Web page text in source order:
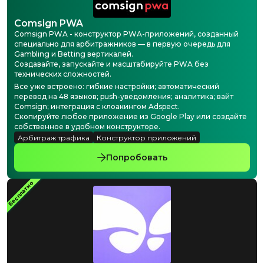
Comsign PWA
Comsign PWA - конструктор PWA-приложений, созданный
специально для арбитражников — в первую очередь для
Gambling и Betting вертикалей.
Создавайте, запускайте и масштабируйте PWA без
технических сложностей.
Все уже встроено: гибкие настройки; автоматический
перевод на 48 языков; push-уведомления; аналитика; вайт
Comsign; интеграция с клоакингом Adspect.
Скопируйте любое приложение из Google Play или создайте
собственное в удобном конструкторе.
Арбитраж трафика
Конструктор приложений
Попробовать
Бесплатно